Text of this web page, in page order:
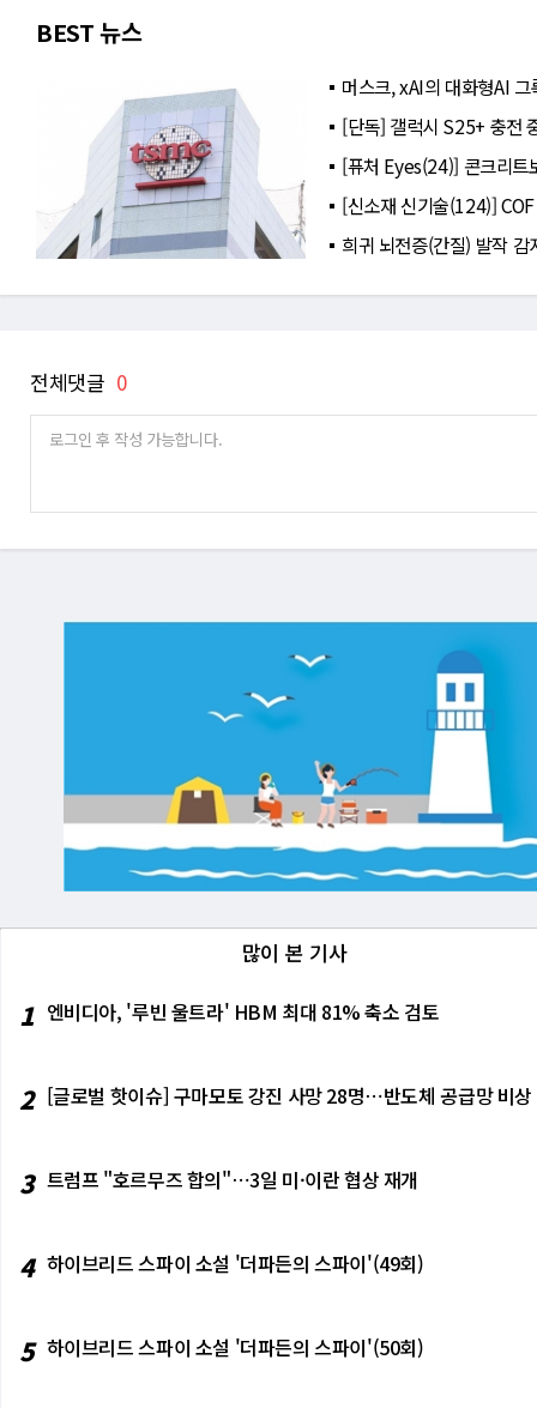
BEST 뉴스
머스크, xAI의 대화형AI
[단독] 갤럭시 S25+ 충전
[퓨처 Eyes(24)] 콘크리트
[신소재 신기술(124)]
희귀 뇌전증(간질) 발작
전체댓글 0
많이 본 기사
1 엔비디아, '루빈 울트라' HBM 최대 81% 축소 검토
2 [글로벌 핫이슈] 구마모토 강진 사망 28명⋯반도체 공급망 비상
3 트럼프 "호르무즈 합의"⋯3일 미·이란 협상 재개
4 하이브리드 스파이 소설 '더파든의 스파이'(49회)
5 하이브리드 스파이 소설 '더파든의 스파이'(50회)